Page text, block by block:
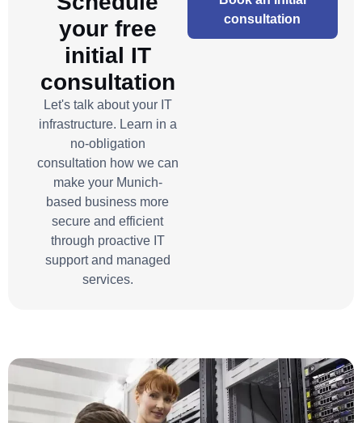
your free
initial IT
consultation
Let's talk about your IT
infrastructure. Learn in a
no-obligation
consultation how we can
make your Munich-
based business more
secure and efficient
through proactive IT
support and managed
services.
consultation